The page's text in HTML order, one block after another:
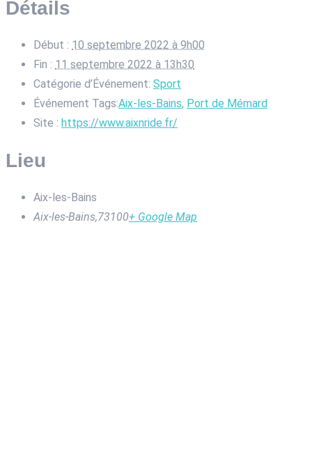
Détails
Début : 10 septembre 2022 à 9h00
Fin : 11 septembre 2022 à 13h30
Catégorie d’Événement: Sport
Événement Tags:Aix-les-Bains, Port de Mémard
Site : https://www.aixnride.fr/
Lieu
Aix-les-Bains
Aix-les-Bains,73100+ Google Map